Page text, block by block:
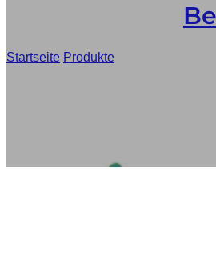
Startseite Produkte